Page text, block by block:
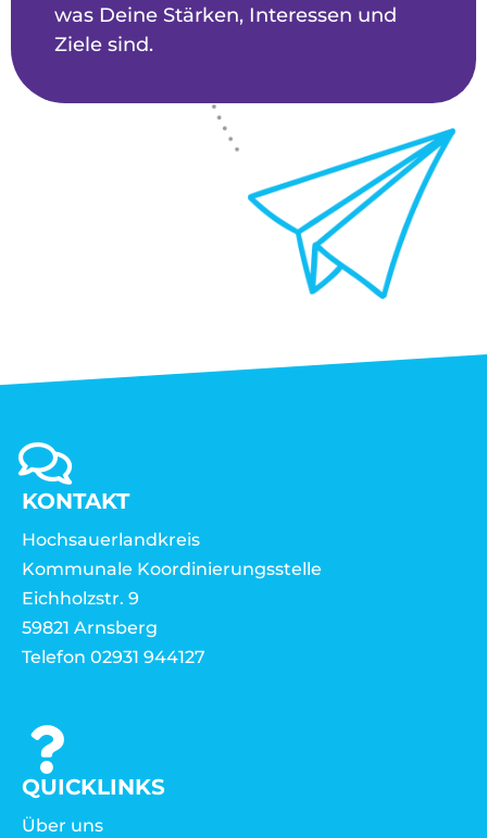
was Deine Stärken, Interessen und
Ziele sind.
KONTAKT
Hochsauerlandkreis
Kommunale Koordinierungsstelle
Eichholzstr. 9
59821 Arnsberg
Telefon 02931 944127
QUICKLINKS
Über uns